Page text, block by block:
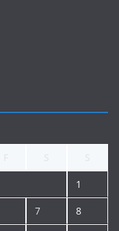
1
7 8